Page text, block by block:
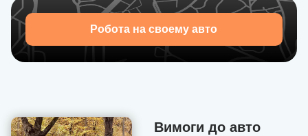
Робота на своему авто
Вимоги до авто